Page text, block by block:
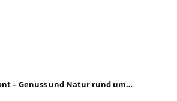
– Genuss und Natur rund um…